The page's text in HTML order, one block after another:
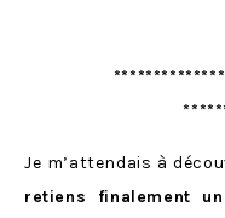
Je m’attendais à
retiens finalement